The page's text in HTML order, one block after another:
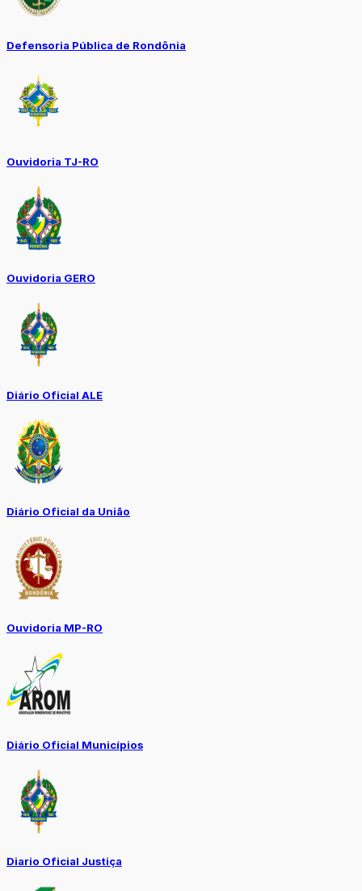
Defensoria Pública de Rondônia
Ouvidoria TJ-RO
Ouvidoria GERO
Diário Oficial ALE
Diário Oficial da União
Ouvidoria MP-RO
Diário Oficial Municípios
Diario Oficial Justiça